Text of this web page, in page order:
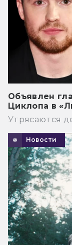
Объявлен
Циклопа в
Утрясаются
Новости